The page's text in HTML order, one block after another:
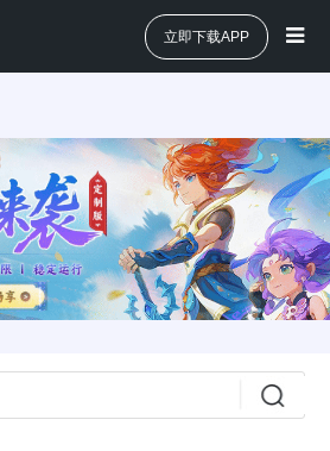
立即下载APP